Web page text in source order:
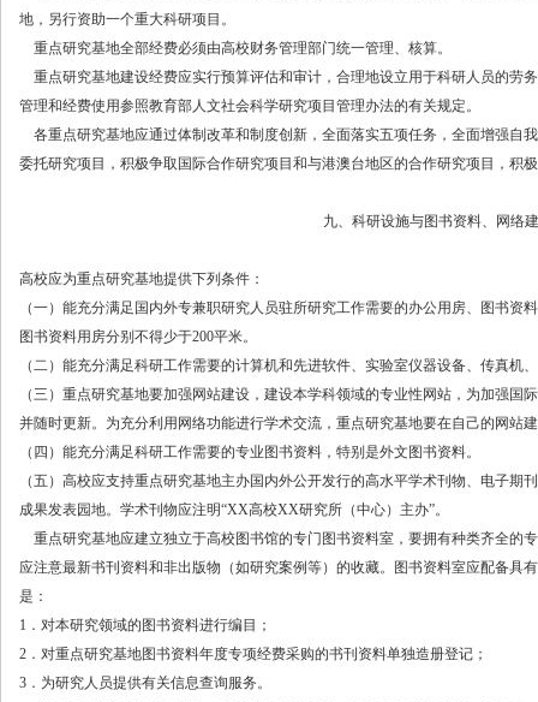
地，另行资助一个重大科研项目。
重点研究基地全部经费必须由高校财务管理部门统一管理、核算。
重点研究基地建设经费应实行预算评估和审计，合理地设立用于科研人员的劳
管理和经费使用参照教育部人文社会科学研究项目管理办法的有关规定。
各重点研究基地应通过体制改革和制度创新，全面落实五项任务，全面增强自
委托研究项目，积极争取国际合作研究项目和与港澳台地区的合作研究项目，积
九、科研设施与图书资料、网络
高校应为重点研究基地提供下列条件：
（一）能充分满足国内外专兼职研究人员驻所研究工作需要的办公用房、图书资
图书资料用房分别不得少于200平米。
（二）能充分满足科研工作需要的计算机和先进软件、实验室仪器设备、传真机
（三）重点研究基地要加强网站建设，建设本学科领域的专业性网站，为加强国
并随时更新。为充分利用网络功能进行学术交流，重点研究基地要在自己的网站
（四）能充分满足科研工作需要的专业图书资料，特别是外文图书资料。
（五）高校应支持重点研究基地主办国内外公开发行的高水平学术刊物、电子期
成果发表园地。学术刊物应注明“XX高校XX研究所（中心）主办”。
重点研究基地应建立独立于高校图书馆的专门图书资料室，要拥有种类齐全的
应注意最新书刊资料和非出版物（如研究案例等）的收藏。图书资料室应配备具
是：
1．对本研究领域的图书资料进行编目；
2．对重点研究基地图书资料年度专项经费采购的书刊资料单独造册登记；
3．为研究人员提供有关信息查询服务。